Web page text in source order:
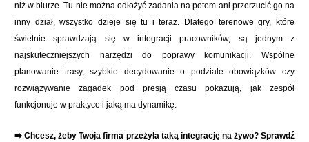
niż w biurze. Tu nie można odłożyć zadania na potem ani przerzucić go na
inny dział, wszystko dzieje się tu i teraz. Dlatego terenowe gry, które
świetnie sprawdzają się w integracji pracowników, są jednym z
najskuteczniejszych narzędzi do poprawy komunikacji. Wspólne
planowanie trasy, szybkie decydowanie o podziale obowiązków czy
rozwiązywanie zagadek pod presją czasu pokazują, jak zespół
funkcjonuje w praktyce i jaką ma dynamikę.
➡️ Chcesz, żeby Twoja firma przeżyła taką integrację na żywo? Sprawdź